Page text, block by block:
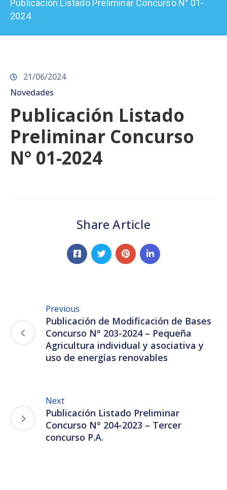
Prensa
Publicación Listado Preliminar Concurso N° 01-
2024
21/06/2024
Novedades
Publicación Listado
Preliminar Concurso
N° 01-2024
Share Article
Previous
Publicación de Modificación de Bases
Concurso N° 203-2024 – Pequeña
Agricultura individual y asociativa y
uso de energías renovables
Next
Publicación Listado Preliminar
Concurso N° 204-2023 – Tercer
concurso P.A.